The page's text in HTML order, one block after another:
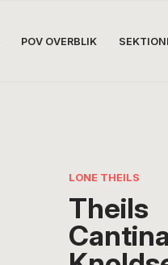
POV OVERBLIK
LONE THEILS
Theils